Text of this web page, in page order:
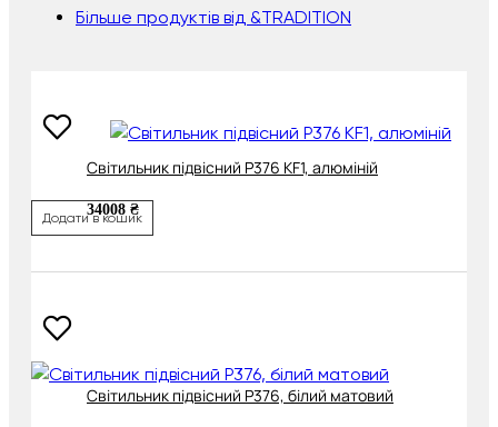
Більше продуктів від &TRADITION
Cвітильник підвісний P376 KF1, алюміній
34008 ₴
Додати в кошик
Cвітильник підвісний P376, білий матовий